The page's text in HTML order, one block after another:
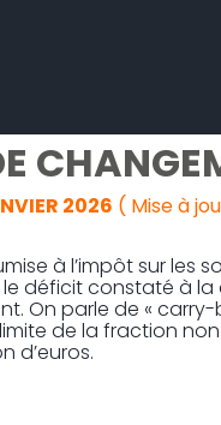
EN
2026 ( Mise à
à l’impôt sur les
déficit constaté à
On parle de «
de la fraction
d’euros.